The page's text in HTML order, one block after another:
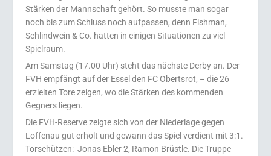
Stärken der Mannschaft gehört. So musste man sogar
noch bis zum Schluss noch aufpassen, denn Fishman,
Schlindwein & Co. hatten in einigen Situationen zu viel
Spielraum.
Am Samstag (17.00 Uhr) steht das nächste Derby an. Der
FVH empfängt auf der Essel den FC Obertsrot, – die 26
erzielten Tore zeigen, wo die Stärken des kommenden
Gegners liegen.
Die FVH-Reserve zeigte sich von der Niederlage gegen
Loffenau gut erholt und gewann das Spiel verdient mit 3:1.
Torschützen: Jonas Ebler 2, Ramon Brüstle. Die Truppe